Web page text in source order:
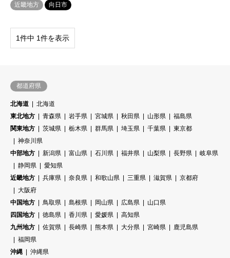
近畿地方 向日市
1件中 1件を表示
都道府県
北海道
北海道
東北地方
青森県 岩手県 宮城県 秋田県 山形県
福島県
関東地方
茨城県 栃木県 群馬県 埼玉県 千葉県
東京都
神奈川県
中部地方
新潟県 富山県 石川県 福井県 山梨県 長野県
岐阜県
静岡県
愛知県
近畿地方
兵庫県 奈良県 和歌山県 三重県 滋賀県
京都府
大阪府
中国地方
鳥取県 島根県 岡山県 広島県
山口県
四国地方
徳島県 香川県 愛媛県
高知県
九州地方
佐賀県 長崎県 熊本県 大分県 宮崎県
鹿児島県
福岡県
沖縄
沖縄県